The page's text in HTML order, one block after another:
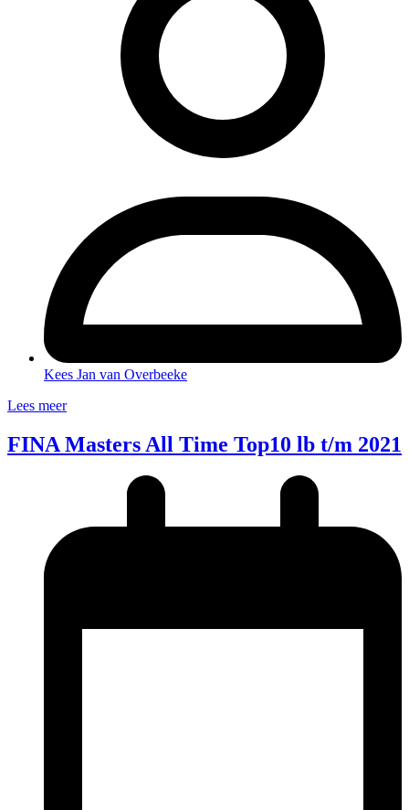
Kees Jan van Overbeeke
Lees meer
FINA Masters All Time Top10 lb t/m 2021